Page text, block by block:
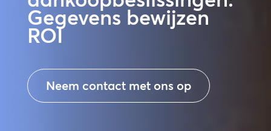
Gegevens bewijzen
ROI
Neem contact met ons op